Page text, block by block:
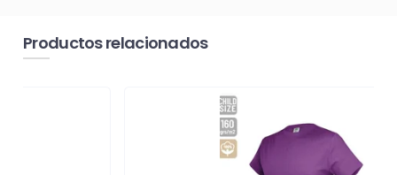
Productos relacionados